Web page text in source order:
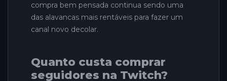
compra bem pensada continua sendo uma
das alavancas mais rentáveis para fazer um
canal novo decolar.
Quanto custa comprar
seguidores na Twitch?